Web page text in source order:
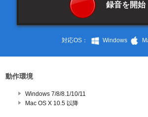
録音を開始
対応OS： Windows
動作環境
Windows 7/8/8.1/10/11
Mac OS X 10.5 以降